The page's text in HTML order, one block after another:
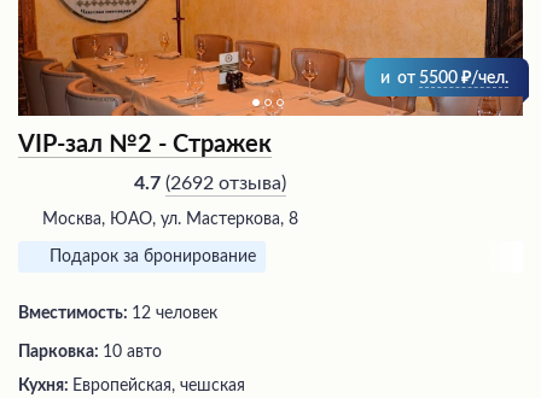
и от 5500 /чел.
VIP-зал №2 - Стражек
4.7 (2692 отзыва)
Москва, ЮАО, ул. Мастеркова, 8
Подарок за бронирование
Вместимость: 12 человек
Парковка: 10 авто
Кухня: Европейская, чешская